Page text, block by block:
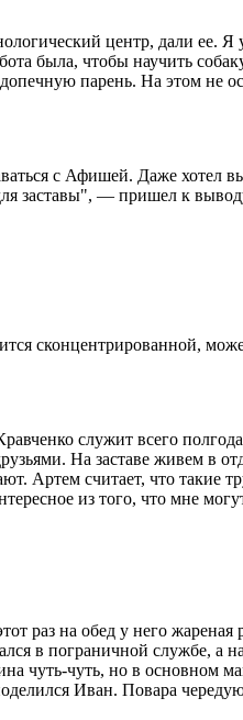
центр, дали ее.
была, чтобы научить
парень. На этом не
с Афишей. Даже хотел
заставы", — пришел к
сконцентрированной,
служит всего
На заставе живем в
считает, что такие
из того, что мне
раз на обед у него жареная
в пограничной службе, а
чуть-чуть, но в основном
Иван. Повара